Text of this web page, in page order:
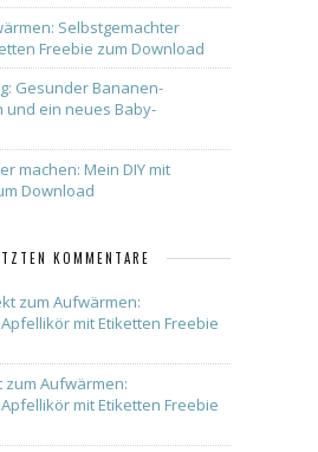
Selbstgemachter
Freebie zum Download
Gesunder Bananen-
und ein neues Baby-
machen: Mein DIY mit
Download
KOMMENTARE
zum Aufwärmen:
mit Etiketten Freebie
zum Aufwärmen:
mit Etiketten Freebie